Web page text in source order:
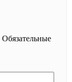
Обязательные